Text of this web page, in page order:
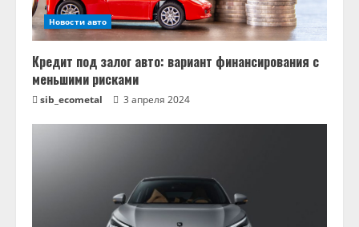
е
н
и
е
Новости авто
Кредит под залог авто: вариант финансирования с
меньшими рисками
sib_ecometal 3 апреля 2024